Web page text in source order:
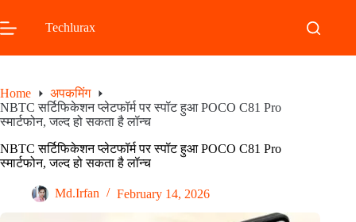
to
content
Techlurax
Home
अपकमिंग
NBTC सर्टिफिकेशन प्लेटफॉर्म पर स्पॉट हुआ POCO C81 Pro
स्मार्टफोन, जल्द हो सकता है लॉन्च
NBTC सर्टिफिकेशन प्लेटफॉर्म पर स्पॉट हुआ POCO C81 Pro
स्मार्टफोन, जल्द हो सकता है लॉन्च
Md.Irfan February 14, 2026